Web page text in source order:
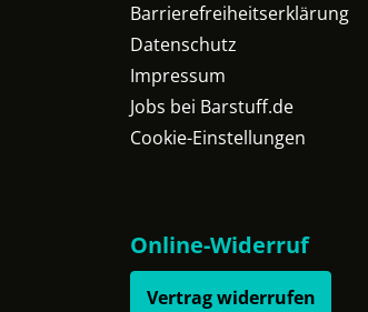
Barrierefreiheitserklärung
Datenschutz
Impressum
Jobs bei Barstuff.de
Cookie-Einstellungen
Online-Widerruf
Vertrag widerrufen